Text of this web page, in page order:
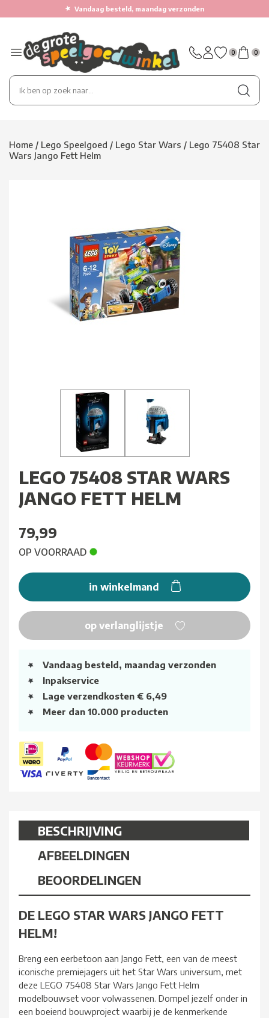
★ Vandaag besteld, maandag verzonden
0 0
Home / Lego Speelgoed / Lego Star Wars / Lego 75408 Star
Wars Jango Fett Helm
LEGO 75408 STAR WARS
JANGO FETT HELM
79,99
OP VOORRAAD
in winkelmand
op verlanglijstje
Vandaag besteld, maandag verzonden
Inpakservice
Lage verzendkosten € 6,49
Meer dan 10.000 producten
BESCHRIJVING
AFBEELDINGEN
BEOORDELINGEN
DE LEGO STAR WARS JANGO FETT
HELM!
Breng een eerbetoon aan Jango Fett, een van de meest
iconische premiejagers uit het Star Wars universum, met
deze LEGO 75408 Star Wars Jango Fett Helm
modelbouwset voor volwassenen. Dompel jezelf onder in
een boeiend bouwproject waarbij je de kenmerkende